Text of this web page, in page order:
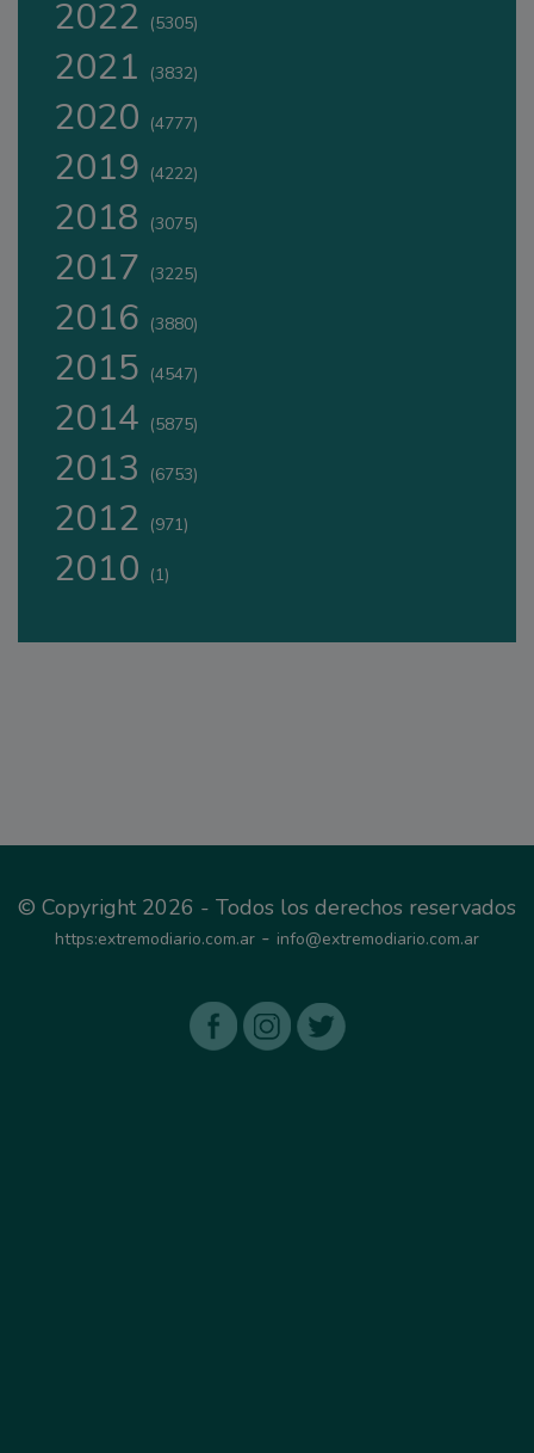
2022 (5305)
2021 (3832)
2020 (4777)
2019 (4222)
2018 (3075)
2017 (3225)
2016 (3880)
2015 (4547)
2014 (5875)
2013 (6753)
2012 (971)
2010 (1)
© Copyright 2026 - Todos los derechos reservados
https:extremodiario.com.ar - info@extremodiario.com.ar